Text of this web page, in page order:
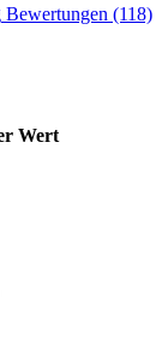
Bewertungen (118)
Wert